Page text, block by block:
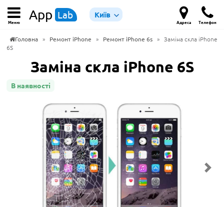
Меню App Lab Київ
Адреса Телефон
Головна » Ремонт iPhone » Ремонт iPhone 6s » Заміна скла iPhone
6S
Заміна скла iPhone 6S
В наявності